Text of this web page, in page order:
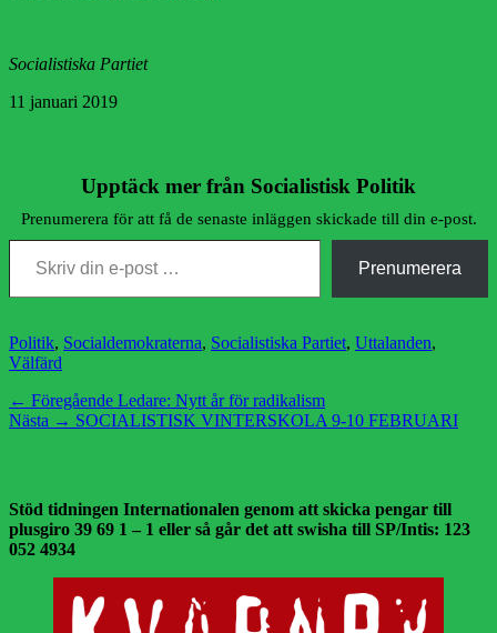
Socialistiska Partiet
11 januari 2019
Upptäck mer från Socialistisk Politik
Prenumerera för att få de senaste inläggen skickade till din e-post.
Skriv din e-post …
Prenumerera
Kategorier
Politik, Socialdemokraterna, Socialistiska Partiet, Uttalanden,
Välfärd
Inläggsnavigering
← Föregående Föregående
inlägg:
Ledare: Nytt år för radikalism
Nästa → Nästa
SOCIALISTISK VINTERSKOLA 9-10 FEBRUARI
Stöd tidningen Internationalen genom att skicka pengar till
plusgiro 39 69 1 – 1 eller så går det att swisha till SP/Intis: 123
052 4934